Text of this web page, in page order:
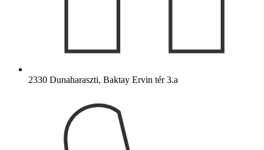
2330 Dunaharaszti, Baktay Ervin tér 3.a